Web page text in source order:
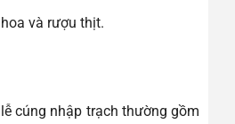
và rượu thịt.
cúng nhập trạch thường gồm